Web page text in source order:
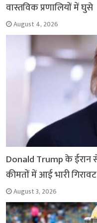
वास्तविक प्रणालियों में घुसे
August 4, 2026
Donald Trump के
कीमतों में आई भारी गिरावट
August 3, 2026